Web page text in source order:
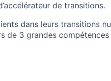
de transitions.
dans leurs transitions
de 3 grandes compétences